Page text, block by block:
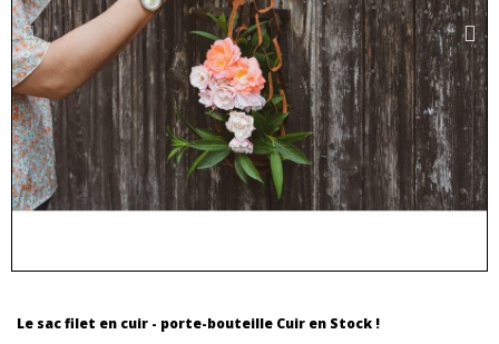
Le sac filet en cuir - porte-bouteille Cuir en Stock !